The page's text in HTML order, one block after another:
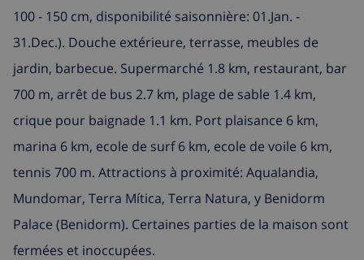
100 - 150 cm, disponibilité saisonnière: 01.Jan. -
31.Dec.). Douche extérieure, terrasse, meubles de
jardin, barbecue. Supermarché 1.8 km, restaurant, bar
700 m, arrêt de bus 2.7 km, plage de sable 1.4 km,
crique pour baignade 1.1 km. Port plaisance 6 km,
marina 6 km, ecole de surf 6 km, ecole de voile 6 km,
tennis 700 m. Attractions à proximité: Aqualandia,
Mundomar, Terra Mítica, Terra Natura, y Benidorm
Palace (Benidorm). Certaines parties de la maison sont
fermées et inoccupées.